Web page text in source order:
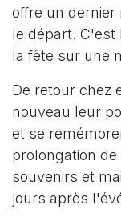
offre un
le départ. C'est
la fête sur une
De retour chez
nouveau leur
et se
prolongation
souvenirs et
jours après